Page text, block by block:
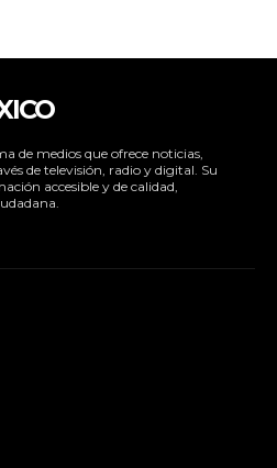
de medios que ofrece noticias,
de televisión, radio y digital. Su
accesible y de calidad,